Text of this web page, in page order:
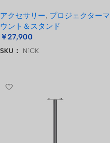
アクセサリー, プロジェクターマ
ウント＆スタンド
￥27,900
SKU： N1CK